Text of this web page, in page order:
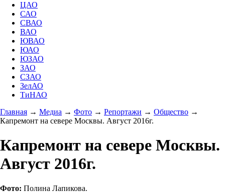
ЦАО
САО
СВАО
ВАО
ЮВАО
ЮАО
ЮЗАО
ЗАО
СЗАО
ЗелАО
ТиНАО
Главная → Медиа → Фото → Репортажи → Общество →
Капремонт на севере Москвы. Август 2016г.
Капремонт на севере Москвы.
Август 2016г.
Фото: Полина Лапикова.